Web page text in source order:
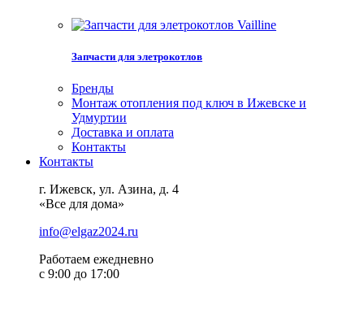
Запчасти для элетрокотлов
Бренды
Монтаж отопления под ключ в Ижевске и
Удмуртии
Доставка и оплата
Контакты
Контакты
г. Ижевск, ул. Азина, д. 4
«Все для дома»
info@elgaz2024.ru
Работаем eжедневно
с 9:00 до 17:00